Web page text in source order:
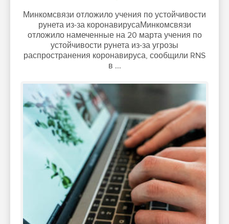
Минкомсвязи отложило учения по устойчивости
рунета из-за коронавирусаМинкомсвязи
отложило намеченные на 20 марта учения по
устойчивости рунета из-за угрозы
распространения коронавируса, сообщили RNS
в ...